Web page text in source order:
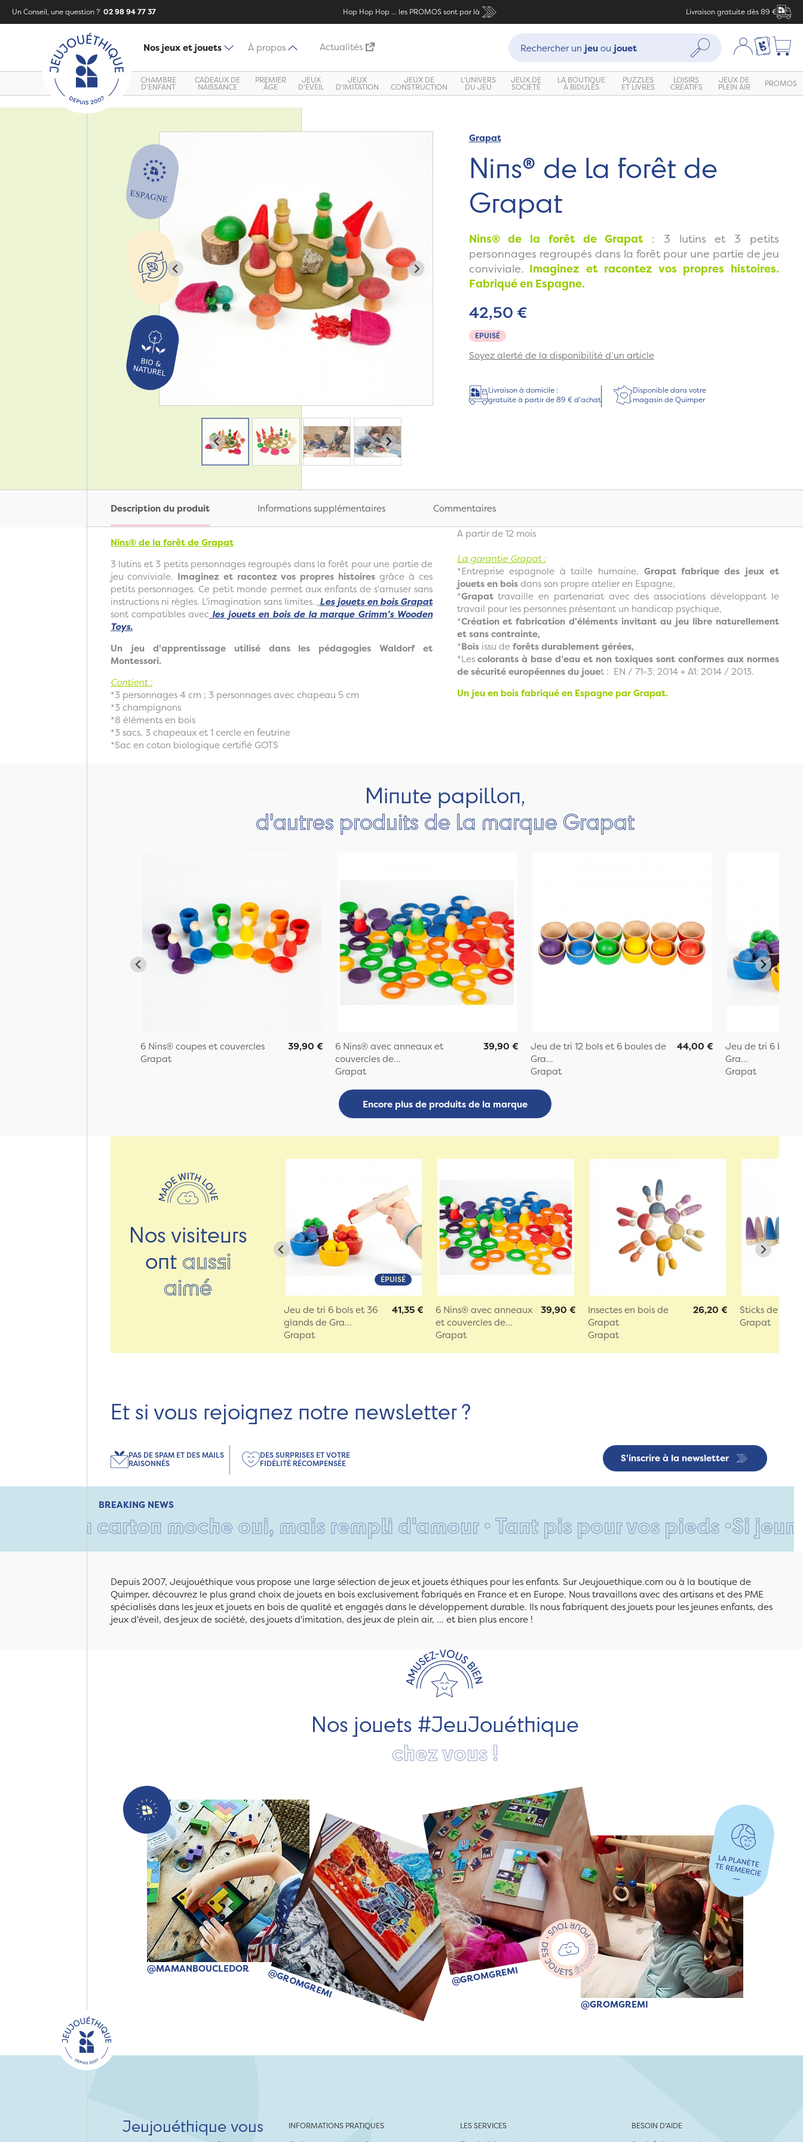
Un Conseil, une question ? 02 98 94 77 37 Hop Hop Hop ... les PROMOS sont par là Livraison gratuite dès 89 €
Nos jeux et jouets À propos Actualités
Recherche :
Rechercher un jeuou jouet Rechercher Mon compte
Ma liste
CHAMBRE
D'ENFANT
CADEAUX DE
NAISSANCE
PREMIER
ÂGE
JEUX
D'ÉVEIL
JEUX
D'IMITATION
JEUX DE
CONSTRUCTION
L'UNIVERS
DU JEU
JEUX DE
SOCIÉTÉ
LA BOUTIQUE
À BIDULES
PUZZLES
ET LIVRES
LOISIRS
CRÉATIFS
JEUX DE
PLEIN AIR PROMOS
ZoomGrapat
Nins® de la forêt de
Grapat
Nins® de la forêt de Grapat : 3 lutins et 3 petits
personnages regroupés dans la forêt pour une partie de jeu
conviviale. Imaginez et racontez vos propres histoires.
Fabriqué en Espagne.
EPUISÉ
42,50 €
Soyez alerté de la disponibilité d’un article
Livraison à domicile :
gratuite à partir de 89 € d'achat
Disponible dans votre
magasin de Quimper
Description du produit Informations supplémentaires Commentaires
Nins® de la forêt de Grapat
3 lutins et 3 petits personnages regroupés dans la forêt pour une partie de
jeu conviviale. Imaginez et racontez vos propres histoires grâce à ces
petits personnages. Ce petit monde permet aux enfants de s'amuser sans
instructions ni règles. L'imagination sans limites...Les jouets en bois Grapat
sont compatibles avec les jouets en bois de la marque Grimm's Wooden
Toys.
Un jeu d'apprentissage utilisé dans les pédagogies Waldorf et
Montessori.
Contient :
*3 personnages 4 cm ; 3 personnages avec chapeau 5 cm
*3 champignons
*8 éléments en bois
*3 sacs, 3 chapeaux et 1 cercle en feutrine
*Sac en coton biologique certifié GOTS
A partir de 12 mois
La garantie Grapat :
*Entreprise espagnole à taille humaine, Grapat fabrique des jeux et
jouets en boisdans son propre atelier en Espagne,
*Grapattravaille en partenariat avec des associations développant le
travail pour les personnes présentant un handicap psychique,
*Création et fabrication d'éléments invitant au jeu libre naturellement
et sans contrainte,
*Boisissu deforêts durablement gérées,
*Lescolorants à base d’eau et non toxiques sont conformes aux normes
de sécurité européennes du jouet : EN / 71-3: 2014 + A1: 2014 / 2013.
Un jeu en bois fabriqué en Espagne par Grapat.
Minute papillon,
d'autres produits de la marque Grapat
6 Nins® coupes et couvercles
Grapat
39,90 €
6 Nins® avec anneaux et
couvercles de...
Grapat
39,90 €
Jeu de tri 12 bols et 6 boules de
Gra...
Grapat
44,00 €
Jeu de tri 6 bols
Gra...
Grapat
Encore plus de produits de la marque
Nos visiteurs
ont aussi
aimé
ÉPUISÉ
Jeu de tri 6 bols et 36
glands de Gra...
Grapat
41,35 €
6 Nins® avec anneaux
et couvercles de...
Grapat
39,90 €
Insectes en bois de
Grapat
Grapat
26,20 €
Sticks de
Grapat
Et si vous rejoignez notre newsletter ?
S'inscrire à la newsletter
PAS DE SPAM ET DES MAILS
RAISONNÉS
DES SURPRISES ET VOTRE
FIDÉLITÉ RÉCOMPENSÉE
BREAKING NEWS
carton moche oui, mais rempli d'amour • Tant pis pour vos pieds • Si jeune et
Depuis 2007, Jeujouéthique vous propose une large sélection de jeux et jouets éthiques pour les enfants. Sur Jeujouethique.com ou à la boutique de
Quimper, découvrez le plus grand choix de jouets en bois exclusivement fabriqués en France et en Europe. Nous travaillons avec des artisans et des PME
spécialisés dans les jeux et jouets en bois de qualité et engagés dans le développement durable. Ils nous fabriquent des jouets pour les jeunes enfants, des
jeux d'éveil, des jeux de société, des jouets d'imitation, des jeux de plein air, ... et bien plus encore !
Nos jouets #JeuJouéthique
chez vous !
@MAMANBOUCLEDOR @GROMGREMI @GROMGREMI
@GROMGREMI
Jeujouéthique vous
INFORMATIONS PRATIQUES LES SERVICES BESOIN D'AIDE